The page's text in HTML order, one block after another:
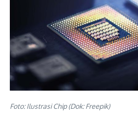
Foto: Ilustrasi Chip (Dok: Freepik)